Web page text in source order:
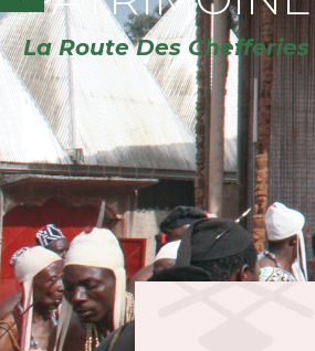
La Route Des Chefferies